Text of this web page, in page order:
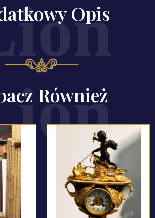
Opis
Również
ZOBACZ PRODUKT